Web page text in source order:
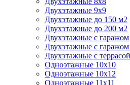
Двухэтажные 9х9
Двухэтажные до 150 м2
Двухэтажные до 200 м2
Двухэтажные с гаражом
Двухэтажные с гаражом
Двухэтажные с террасой
Одноэтажные 10х10
Одноэтажные 10х12
Одноэтажные 11х11